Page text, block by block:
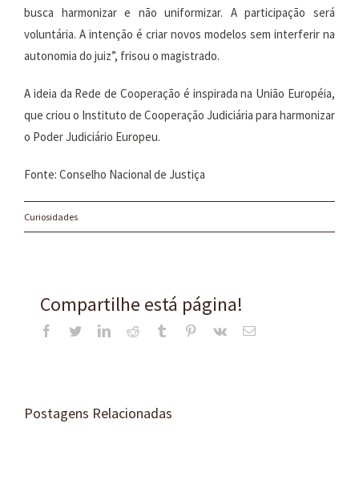
busca harmonizar e não uniformizar. A participação será
voluntária. A intenção é criar novos modelos sem interferir na
autonomia do juiz”, frisou o magistrado.
A ideia da Rede de Cooperação é inspirada na União Européia,
que criou o Instituto de Cooperação Judiciária para harmonizar
o Poder Judiciário Europeu.
Fonte: Conselho Nacional de Justiça
Curiosidades
Compartilhe está página!
Facebook
TwitterLinkedInReddit Tumblr Pinterest
Vk
E-
Postagens Relacionadas